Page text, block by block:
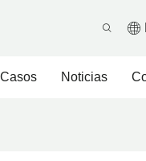
Casos Noticias